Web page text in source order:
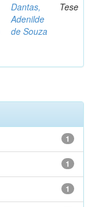
Dantas,
Adenilde
de Souza
Tese
1
1
1